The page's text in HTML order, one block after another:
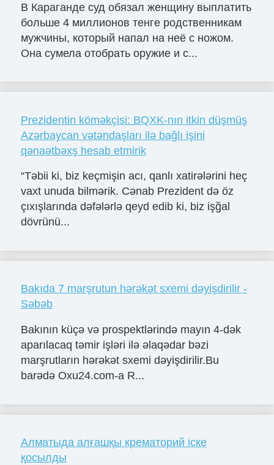
В Караганде суд обязал женщину выплатить
больше 4 миллионов тенге родственникам
мужчины, который напал на неё с ножом.
Она сумела отобрать оружие и с...
Prezidentin köməkçisi: BQXK-nın itkin düşmüş
Azərbaycan vətəndaşları ilə bağlı işini
qənaətbəxş hesab etmirik
“Təbii ki, biz keçmişin acı, qanlı xatirələrini heç
vaxt unuda bilmərik. Cənab Prezident də öz
çıxışlarında dəfələrlə qeyd edib ki, biz işğal
dövrünü...
Bakıda 7 marşrutun hərəkət sxemi dəyişdirilir -
Səbəb
Bakının küçə və prospektlərində mayın 4-dək
aparılacaq təmir işləri ilə əlaqədar bəzi
marşrutların hərəkət sxemi dəyişdirilir.Bu
barədə Oxu24.com-a R...
Алматыда алғашқы крематорий іске
қосылды